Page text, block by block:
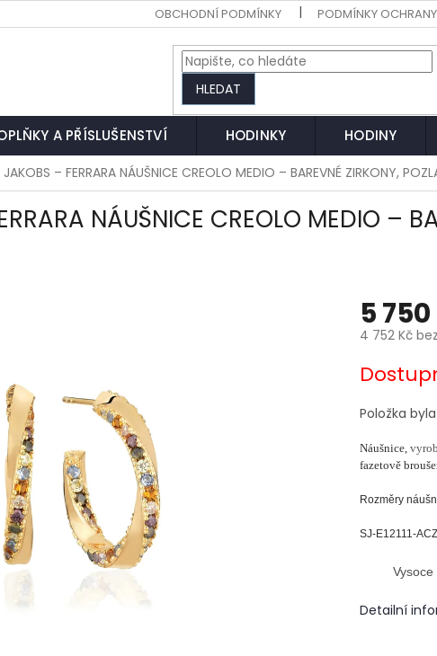
OBCHODNÍ PODMÍNKY PODMÍNKY
HLEDAT
A PŘÍSLUŠENSTVÍ HODINKY HODINY
JAKOBS – FERRARA NÁUŠNICE CREOLO MEDIO – BAREVNÉ ZIRKONY,
NÁUŠNICE CREOLO MEDIO –
5
4 752 Kč
cena:
Položka
Náušnice,
fazetově
Rozměry
SJ-E12111-
Detailní